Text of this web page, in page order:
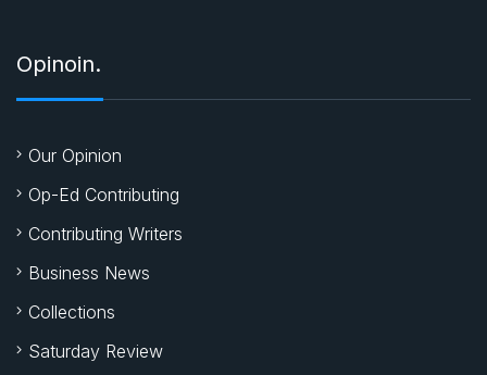
Opinoin.
Our Opinion
Op-Ed Contributing
Contributing Writers
Business News
Collections
Saturday Review